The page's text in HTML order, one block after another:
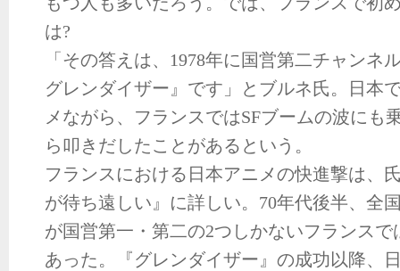
は?
「その答えは、1978年に国営第二チャン
グレンダイザー』です」とブルネ氏。日本
メながら、フランスではSFブームの波にも
ら叩きだしたことがあるという。
フランスにおける日本アニメの快進撃は、
が待ち遠しい』に詳しい。70年代後半、全
が国営第一・第二の2つしかないフランス
あった。『グレンダイザー』の成功以降、